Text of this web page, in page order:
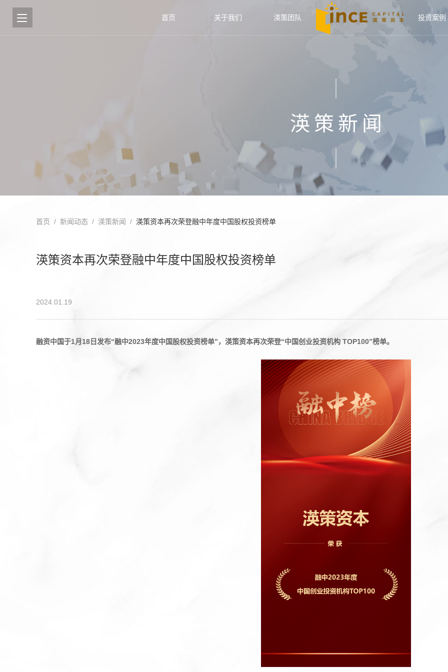
首页 关于我们 渶策团队 投资案例
渶策新闻
首页 / 新闻动态 / 渶策新闻 / 渶策资本再次荣登融中年度中国股权投资榜单
渶策资本再次荣登融中年度中国股权投资榜单
2024.01.19
融资中国于1月18日发布“融中2023年度中国股权投资榜单”，渶策资本再次荣登“中国创业投资机构 TOP100”榜单。